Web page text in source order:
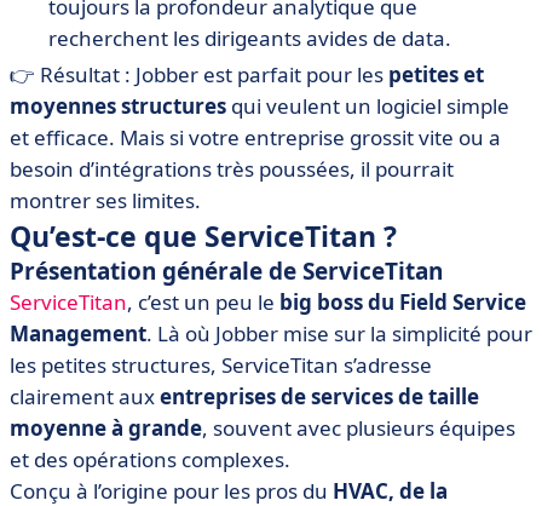
toujours la profondeur analytique que
recherchent les dirigeants avides de data.
👉 Résultat : Jobber est parfait pour les petites et
moyennes structures qui veulent un logiciel simple
et efficace. Mais si votre entreprise grossit vite ou a
besoin d’intégrations très poussées, il pourrait
montrer ses limites.
Qu’est-ce que ServiceTitan ?
Présentation générale de ServiceTitan
ServiceTitan, c’est un peu le big boss du Field Service
Management. Là où Jobber mise sur la simplicité pour
les petites structures, ServiceTitan s’adresse
clairement auxentreprises de services de taille
moyenne à grande, souvent avec plusieurs équipes
et des opérations complexes.
Conçu à l’origine pour les pros du HVAC, de la